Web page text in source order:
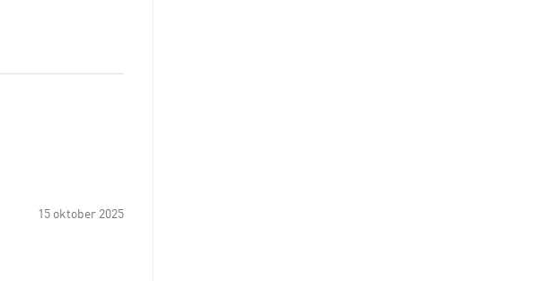
15 oktober 2025